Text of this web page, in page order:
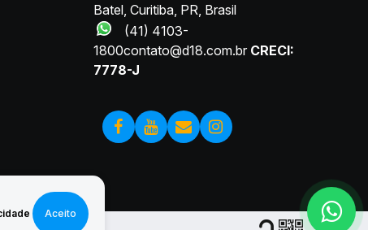
Aceito
Rua Vinte e Nove de Junho, 554, 82515-396, Bacacheri,
Batel, Curitiba, PR, Brasil
(41) 4103-
1800contato@d18.com.brCRECI:
7778-J